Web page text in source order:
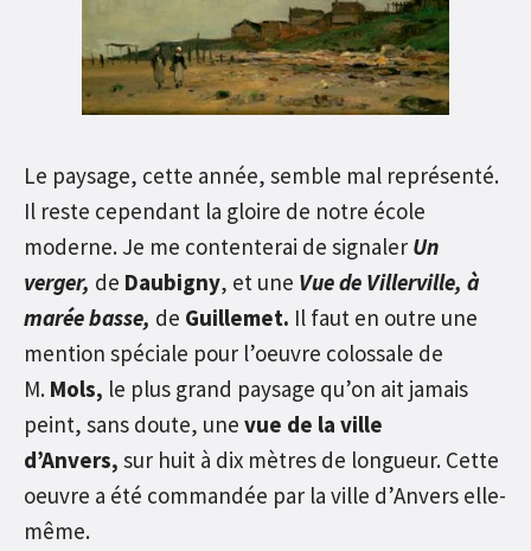
Le paysage, cette année, semble mal représenté.
Il reste cependant la gloire de notre école
moderne. Je me contenterai de signaler Un
verger, de Daubigny, et une Vue de Villerville, à
marée basse, de Guillemet. Il faut en outre une
mention spéciale pour l’oeuvre colossale de
M. Mols, le plus grand paysage qu’on ait jamais
peint, sans doute, une vue de la ville
d’Anvers, sur huit à dix mètres de longueur. Cette
oeuvre a été commandée par la ville d’Anvers elle-
même.